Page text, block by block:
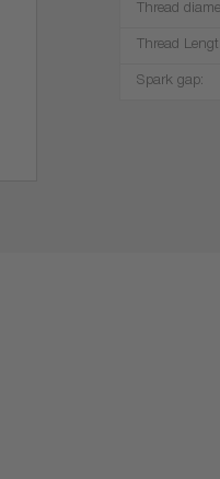
Thread
Thread
Spark gap: